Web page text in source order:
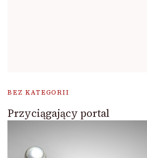
BEZ KATEGORII
Przyciągający portal